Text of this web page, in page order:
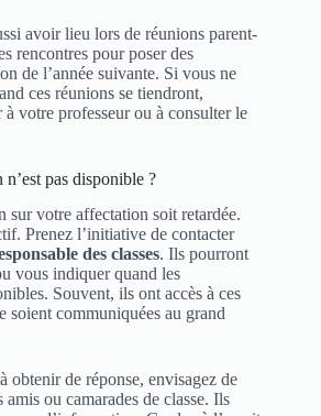
avoir lieu lors de réunions parent-
rencontres pour poser des
de l’année suivante. Si vous ne
ces réunions se tiendront,
à votre professeur ou à consulter le
pas disponible ?
sur votre affectation soit retardée.
Prenez l’initiative de contacter
des classes. Ils pourront
vous indiquer quand les
Souvent, ils ont accès à ces
soient communiquées au grand
obtenir de réponse, envisagez de
amis ou camarades de classe. Ils